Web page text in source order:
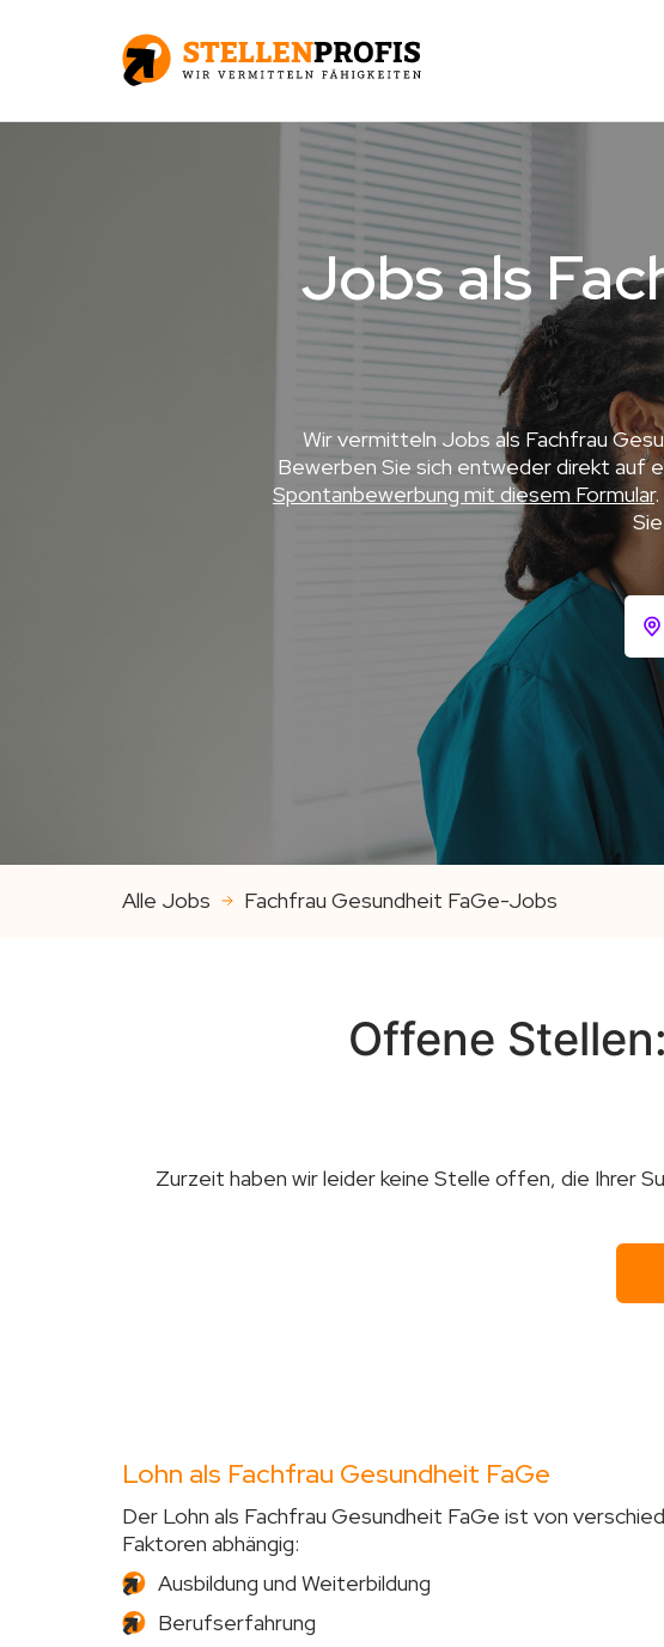
Jobs als
Wir vermitteln Jobs als Fachfrau
Bewerben Sie sich entweder direkt auf
Spontanbewerbung mit diesem Formular
Alle Jobs Fachfrau Gesundheit FaGe-Jobs
Offene
Zurzeit haben wir leider keine Stelle offen, die Ihrer
Lohn als Fachfrau Gesundheit FaGe
Der Lohn als Fachfrau Gesundheit FaGe ist von
Faktoren abhängig:
Ausbildung und Weiterbildung
Berufserfahrung